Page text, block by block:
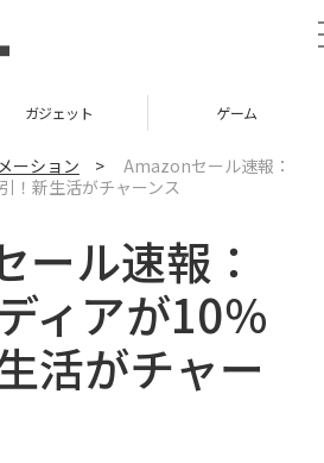
ガジェット ゲーム
ーション >
Amazonセール速報：
！新生活がチャーンス
ール速報：
ィアが10％
活がチャー